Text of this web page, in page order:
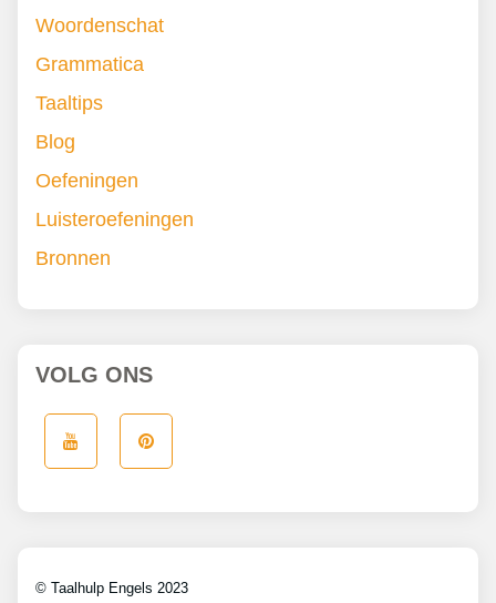
Woordenschat
Grammatica
Taaltips
Blog
Oefeningen
Luisteroefeningen
Bronnen
VOLG ONS
© Taalhulp Engels 2023